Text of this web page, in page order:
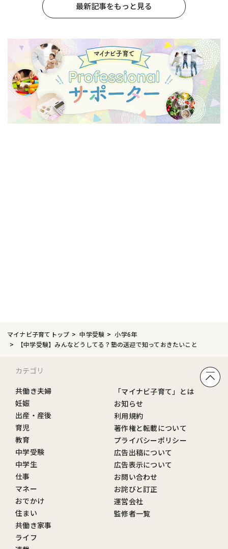
最新記事をもっと見る
マイナビ子育てトップ 中学受験
小学6年
【中学受験】みんなどうしてる？塾の送迎で知っておきたいこと
カテゴリ
共働き夫婦
妊娠
出産・産後
育児
教育
中学受験
中学生
仕事
マネー
おでかけ
住まい
共働き家事
ライフ
「マイナビ子育て」とは
お知らせ
利用規約
著作権と転載について
プライバシーポリシー
広告出稿について
広告表示について
お問い合わせ
お詫びと訂正
運営会社
監修者一覧